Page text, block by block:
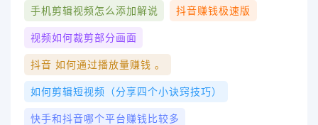
手机剪辑视频怎么添加解说 抖音赚钱极速版
视频如何裁剪部分画面
抖音 如何通过播放量赚钱 。
如何剪辑短视频（分享四个小诀窍技巧）
快手和抖音哪个平台赚钱比较多